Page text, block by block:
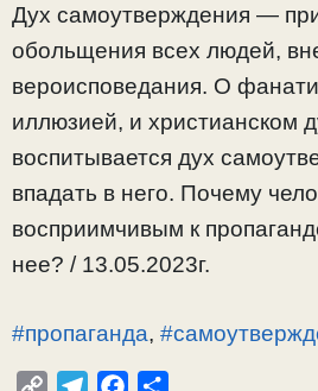
Дух самоутверждения —
обольщения всех людей,
вероисповедания. О
иллюзией, и христианском
воспитывается дух
впадать в него. Почему
восприимчивым к
нее? / 13.05.2023г.
#пропаганда,